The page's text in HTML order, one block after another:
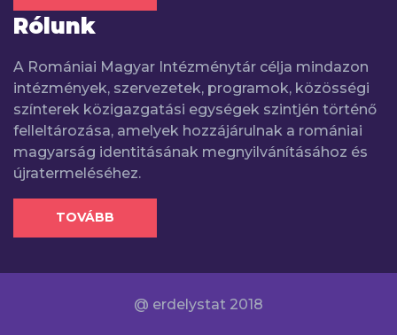
Rólunk
A Romániai Magyar Intézménytár célja mindazon
intézmények, szervezetek, programok, közösségi
színterek közigazgatási egységek szintjén történő
felleltározása, amelyek hozzájárulnak a romániai
magyarság identitásának megnyilvánításához és
újratermeléséhez.
TOVÁBB
@ erdelystat 2018